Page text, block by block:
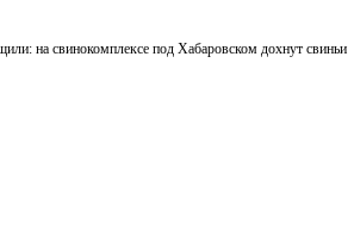
на свинокомплексе под Хабаровском дохнут свиньи